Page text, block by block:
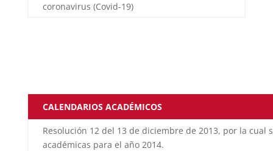
coronavirus (Covid-19)
CALENDARIOS ACADÉMICOS
Resolución 12 del 13 de diciembre de 2013, por la cual
académicas para el año 2014.